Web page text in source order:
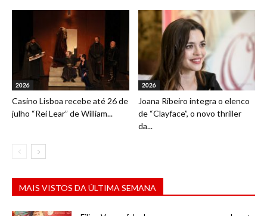
2026
Casino Lisboa recebe até 26 de
julho “Rei Lear” de William...
2026
Joana Ribeiro integra o elenco
de “Clayface”, o novo thriller
da...
MAIS VISTOS DA ÚLTIMA SEMANA